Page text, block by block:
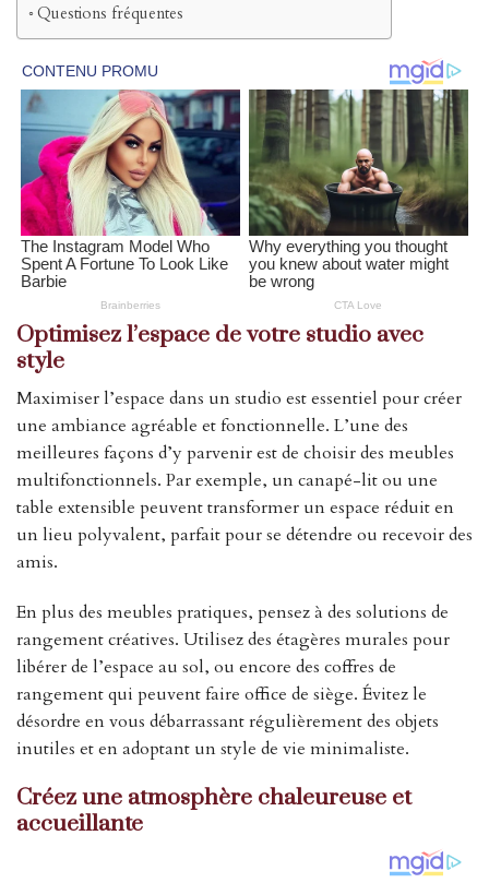
Questions fréquentes
Optimisez l’espace de votre studio avec
style
Maximiser l’espace dans un studio est essentiel pour créer
une ambiance agréable et fonctionnelle. L’une des
meilleures façons d’y parvenir est de choisir des meubles
multifonctionnels. Par exemple, un canapé-lit ou une
table extensible peuvent transformer un espace réduit en
un lieu polyvalent, parfait pour se détendre ou recevoir des
amis.
En plus des meubles pratiques, pensez à des solutions de
rangement créatives. Utilisez des étagères murales pour
libérer de l’espace au sol, ou encore des coffres de
rangement qui peuvent faire office de siège. Évitez le
désordre en vous débarrassant régulièrement des objets
inutiles et en adoptant un style de vie minimaliste.
Créez une atmosphère chaleureuse et
accueillante